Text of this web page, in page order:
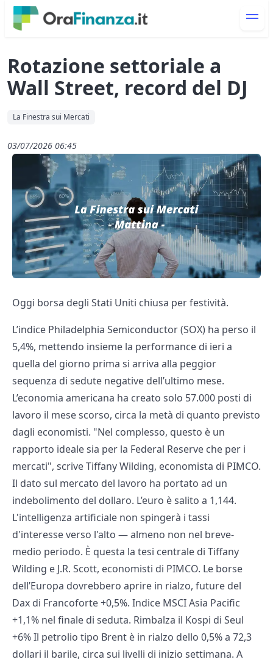
Rotazione settoriale a
Wall Street, record del DJ
La Finestra sui Mercati
03/07/2026 06:45
Oggi borsa degli Stati Uniti chiusa per festività.
L’indice Philadelphia Semiconductor (SOX) ha perso il
5,4%, mettendo insieme la performance di ieri a
quella del giorno prima si arriva alla peggior
sequenza di sedute negative dell’ultimo mese.
L’economia americana ha creato solo 57.000 posti di
lavoro il mese scorso, circa la metà di quanto previsto
dagli economisti. "Nel complesso, questo è un
rapporto ideale sia per la Federal Reserve che per i
mercati", scrive Tiffany Wilding, economista di PIMCO.
Il dato sul mercato del lavoro ha portato ad un
indebolimento del dollaro. L’euro è salito a 1,144.
L'intelligenza artificiale non spingerà i tassi
d'interesse verso l'alto — almeno non nel breve-
medio periodo. È questa la tesi centrale di Tiffany
Wilding e J.R. Scott, economisti di PIMCO. Le borse
dell’Europa dovrebbero aprire in rialzo, future del
Dax di Francoforte +0,5%. Indice MSCI Asia Pacific
+1,1% nel finale di seduta. Rimbalza il Kospi di Seul
+6% Il petrolio tipo Brent è in rialzo dello 0,5% a 72,3
dollari il barile, circa sui livelli di inizio settimana. A